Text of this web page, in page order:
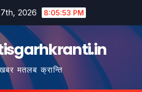
2026 8:05:54 PM
मतलब क्रान्ति